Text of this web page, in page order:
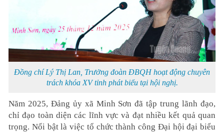
Đồng chí Lý Thị Lan, Trưởng đoàn ĐBQH hoạt động chuyên
trách khóa XV tỉnh phát biểu tại hội nghị.
Năm 2025, Đảng ủy xã Minh Sơn đã tập trung lãnh đạo,
chỉ đạo toàn diện các lĩnh vực và đạt nhiều kết quả quan
trọng. Nổi bật là việc tổ chức thành công Đại hội đại biểu